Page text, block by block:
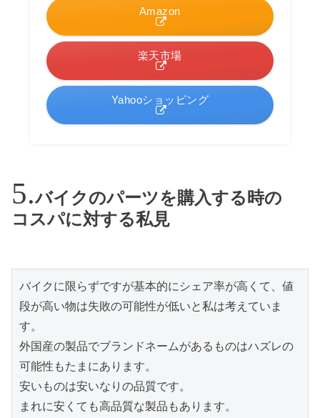
Amazon
楽天市場
Yahooショッピング
バイクのパーツを購入する時の
コスパに対する私見
バイクに限らずですが基本的にシェア率が高くて、値
段が高い物は失敗の可能性が低いと私は考えていま
す。
外国産の製品でブランドネームがあるものはハズレの
可能性もたまにあります。
安いものは安いなりの品質です。
まれに安くても高品質な製品もあります。